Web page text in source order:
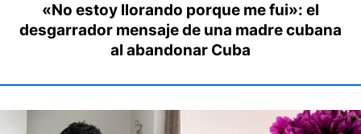
«No estoy llorando porque me fui»: el
desgarrador mensaje de una madre cubana
al abandonar Cuba